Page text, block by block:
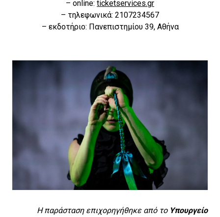
– online: ticketservices.gr
– τηλεφωνικά: 2107234567
– εκδοτήριο: Πανεπιστημίου 39, Αθήνα
Η παράσταση επιχορηγήθηκε από το Υπουργείο